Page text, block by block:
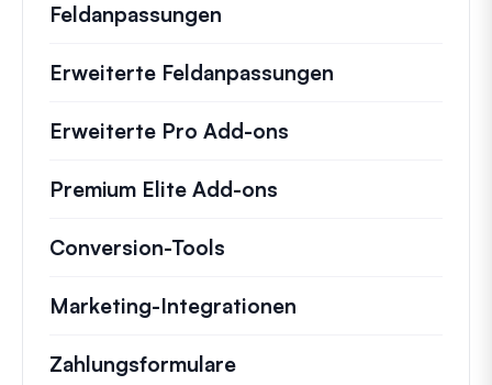
Feldanpassungen
Erweiterte Feldanpassungen
Erweiterte Pro Add-ons
Premium Elite Add-ons
Conversion-Tools
Marketing-Integrationen
Zahlungsformulare